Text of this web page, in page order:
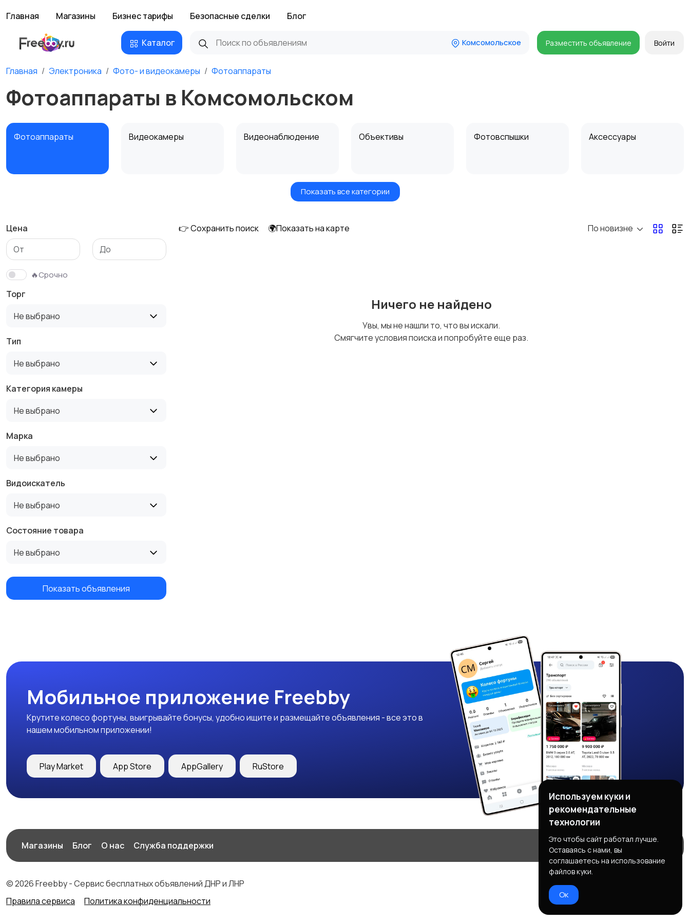
Главная Магазины Бизнес тарифы Безопасные сделки Блог
Каталог Комсомольское Разместить объявление Войти
Главная Электроника Фото- и видеокамеры Фотоаппараты
Фотоаппараты в Комсомольском
Фотоаппараты Видеокамеры Видеонаблюдение Объективы Фотовспышки Аксессуары
Компактные
Показать все категории
Цена
🔥Срочно
Торг
Не выбрано
Тип
Не выбрано
Категория камеры
Не выбрано
Марка
Не выбрано
Видоискатель
Не выбрано
Состояние товара
Не выбрано
Показать объявления
👉 Сохранить поиск 🌍Показать на карте По новизне
Ничего не найдено
Увы, мы не нашли то, что вы искали.
Смягчите условия поиска и попробуйте еще раз.
Мобильное приложение Freebby
Крутите колесо фортуны, выигрывайте бонусы, удобно ищите и размещайте объявления - все это в
нашем мобильном приложении!
Play Market App Store AppGallery RuStore
Магазины Блог О нас Служба поддержки
© 2026 Freebby - Сервис бесплатных объявлений ДНР и ЛНР
Правила сервиса
Политика конфиденциальности
Используем куки и
рекомендательные
технологии
Это чтобы сайт работал лучше.
Оставаясь с нами, вы
соглашаетесь на использование
файлов куки.
Ок